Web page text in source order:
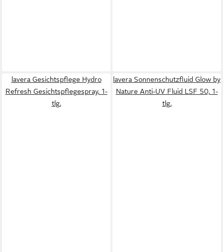
lavera Gesichtspflege Hydro
Refresh Gesichtspflegespray, 1-
tlg.
lavera Sonnenschutzfluid Glow by
Nature Anti-UV Fluid LSF 50, 1-
tlg.